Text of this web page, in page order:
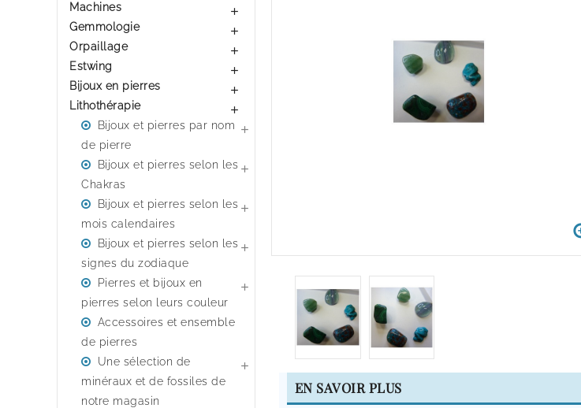
Machines 
Gemmologie 
Orpaillage 
Estwing 
Bijoux en pierres 
Lithothérapie 
Bijoux et pierres par nom
de pierre

Bijoux et pierres selon les
Chakras

Bijoux et pierres selon les
mois calendaires

Bijoux et pierres selon les
signes du zodiaque

Pierres et bijoux en
pierres selon leurs couleur

Accessoires et ensemble
de pierres
Une sélection de
minéraux et de fossiles de
notre magasin

EN SAVOIR PLUS